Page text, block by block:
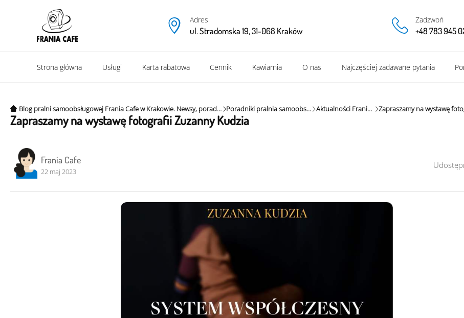
Adres
ul. Stradomska 19, 31-068 Kraków
Zadzwoń
+48 783 945
Strona główna Usługi Karta rabatowa Cennik Kawiarnia O nas Najczęściej zadawane pytania
Blog pralni samoobsługowej Frania Cafe w Krakowie. Newsy, porady i ciekawe tipy. Poradniki pralnia samoobsługowa Aktualności Frania Cafe
Zapraszamy na wystawę fotografii Zuzanny Kudzia
Frania Cafe
22 maj 2023